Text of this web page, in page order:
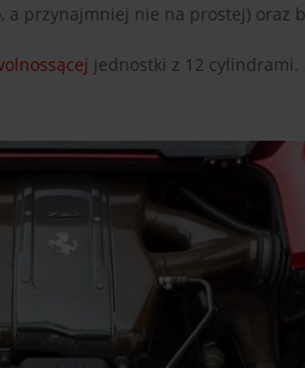
a przynajmniej nie na prostej) oraz
jednostki z 12 cylindrami.